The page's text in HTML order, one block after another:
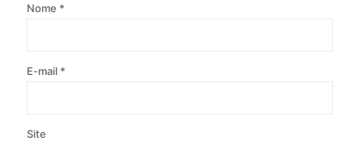
Nome *
E-mail *
Site